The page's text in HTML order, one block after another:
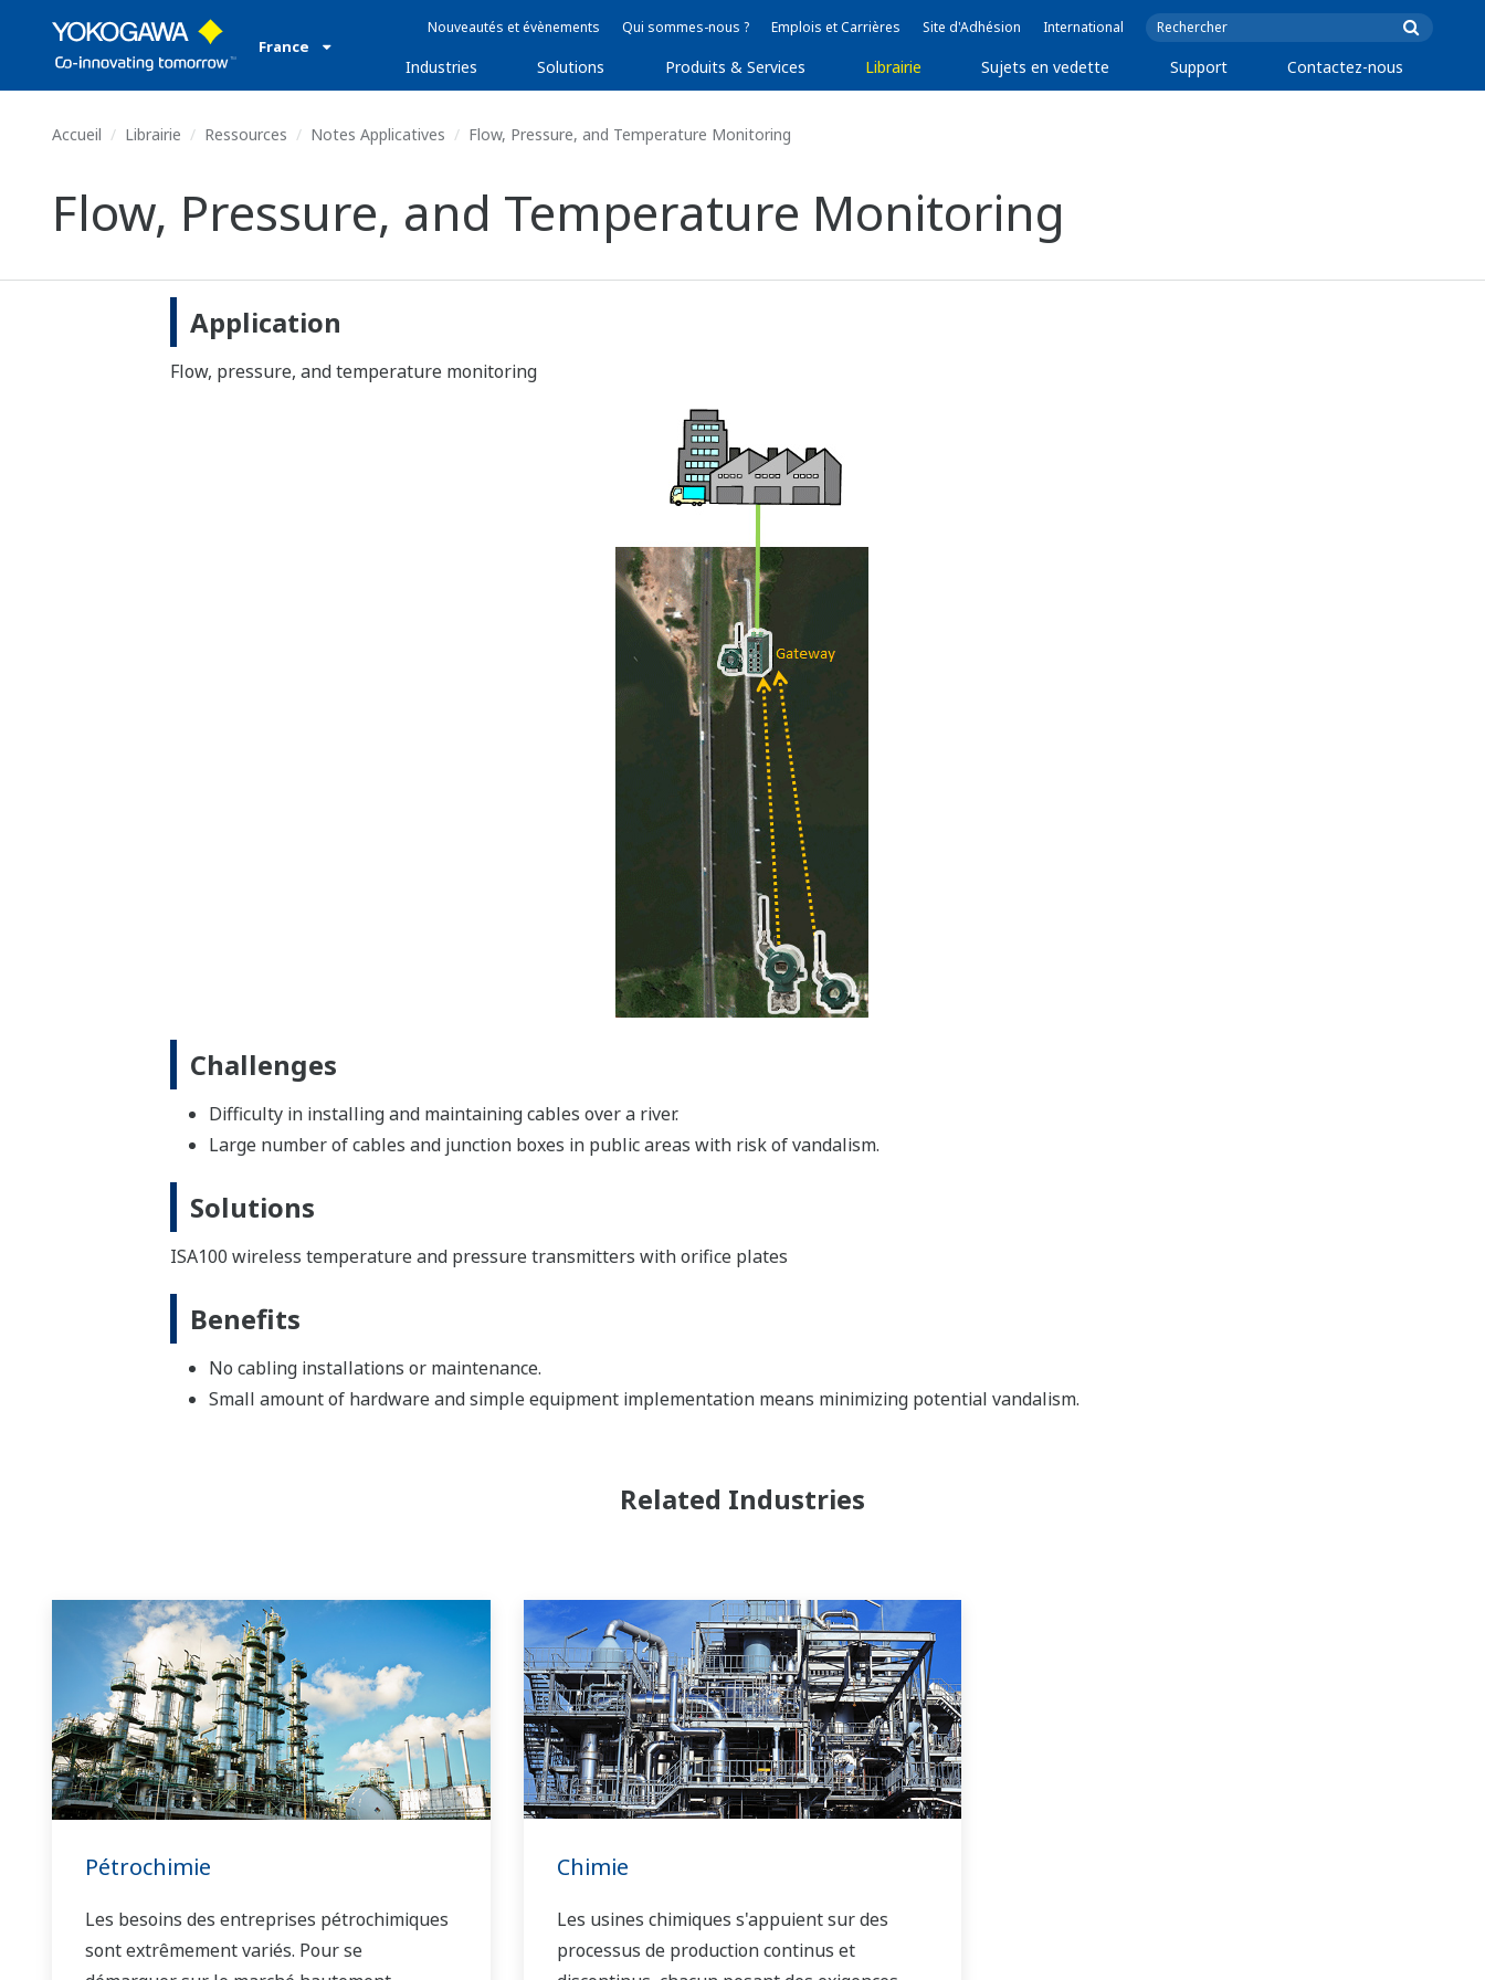
France
Nouveautés et évènements Qui sommes-nous ? Emplois et Carrières Site d'Adhésion International
Industries Solutions Produits & Services Librairie Sujets en vedette Support Contactez-nous
Accueil Librairie Ressources Notes Applicatives Flow, Pressure, and Temperature Monitoring
Flow, Pressure, and Temperature Monitoring
Application
Flow, pressure, and temperature monitoring
Challenges
Difficulty in installing and maintaining cables over a river.
Large number of cables and junction boxes in public areas with risk of vandalism.
Solutions
ISA100 wireless temperature and pressure transmitters with orifice plates
Benefits
No cabling installations or maintenance.
Small amount of hardware and simple equipment implementation means minimizing potential vandalism.
Related Industries
Pétrochimie
Les besoins des entreprises pétrochimiques
sont extrêmement variés. Pour se
Chimie
Les usines chimiques s'appuient sur des
processus de production continus et